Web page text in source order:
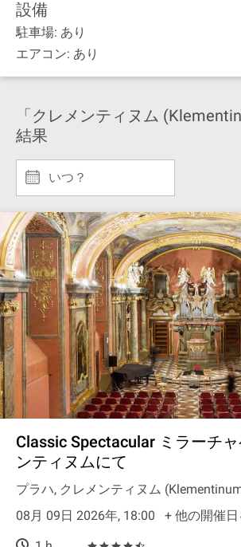
設備
駐車場: あり
エアコン: あり
「クレメンティヌム
結果
いつ？
Classic Spectacular ミラーチ
ンティヌムにて
プラハ, クレメンティヌム
08月 09日 2026年, 18:00
+ 他の開催日